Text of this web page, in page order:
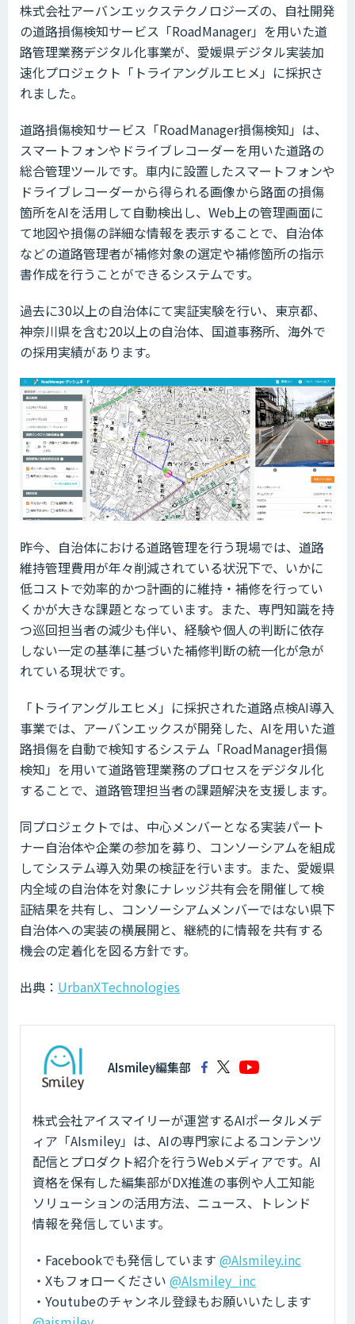
株式会社アーバンエックステクノロジーズの、自社開発
の道路損傷検知サービス「RoadManager」を用いた道
路管理業務デジタル化事業が、愛媛県デジタル実装加
速化プロジェクト「トライアングルエヒメ」に採択さ
れました。
道路損傷検知サービス「RoadManager損傷検知」は、
スマートフォンやドライブレコーダーを用いた道路の
総合管理ツールです。車内に設置したスマートフォンや
ドライブレコーダーから得られる画像から路面の損傷
箇所をAIを活用して自動検出し、Web上の管理画面に
て地図や損傷の詳細な情報を表示することで、自治体
などの道路管理者が補修対象の選定や補修箇所の指示
書作成を行うことができるシステムです。
過去に30以上の自治体にて実証実験を行い、東京都、
神奈川県を含む20以上の自治体、国道事務所、海外で
の採用実績があります。
昨今、自治体における道路管理を行う現場では、道路
維持管理費用が年々削減されている状況下で、いかに
低コストで効率的かつ計画的に維持・補修を行ってい
くかが大きな課題となっています。また、専門知識を持
つ巡回担当者の減少も伴い、経験や個人の判断に依存
しない一定の基準に基づいた補修判断の統一化が急が
れている現状です。
「トライアングルエヒメ」に採択された道路点検AI導入
事業では、アーバンエックスが開発した、AIを用いた道
路損傷を自動で検知するシステム「RoadManager損傷
検知」を用いて道路管理業務のプロセスをデジタル化
することで、道路管理担当者の課題解決を支援します。
同プロジェクトでは、中心メンバーとなる実装パート
ナー自治体や企業の参加を募り、コンソーシアムを組成
してシステム導入効果の検証を行います。また、愛媛県
内全域の自治体を対象にナレッジ共有会を開催して検
証結果を共有し、コンソーシアムメンバーではない県下
自治体への実装の横展開と、継続的に情報を共有する
機会の定着化を図る方針です。
出典： UrbanXTechnologies
AIsmiley編集部
株式会社アイスマイリーが運営するAIポータルメデ
ィア「AIsmiley」は、AIの専門家によるコンテンツ
配信とプロダクト紹介を行うWebメディアです。AI
資格を保有した編集部がDX推進の事例や人工知能
ソリューションの活用方法、ニュース、トレンド
情報を発信しています。
・Facebookでも発信しています @AIsmiley.inc
・Xもフォローください @AIsmiley_inc
・Youtubeのチャンネル登録もお願いいたします